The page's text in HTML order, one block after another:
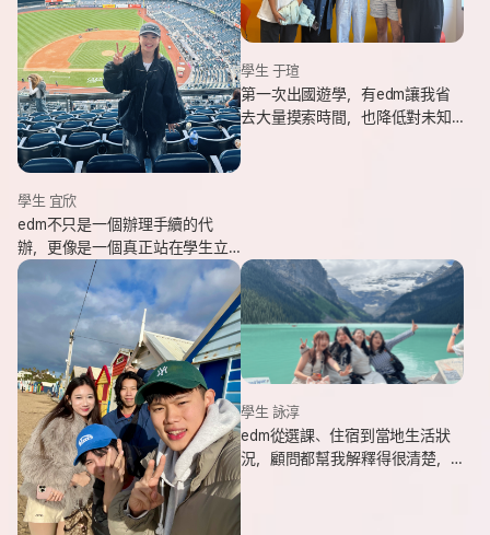
學生 宜欣
edm不只是一個辦理手續的代
辦，更像是一個真正站在學生立
場、陪伴並支持你完成留遊學夢
想的夥伴。這也是我會想推薦
edm的原因。
學生 于瑄
第一次出國遊學，有edm讓我省
去大量摸索時間，也降低對未知
學生 詠淳
edm從選課、住宿到當地生活狀
況，顧問都幫我解釋得很清楚，